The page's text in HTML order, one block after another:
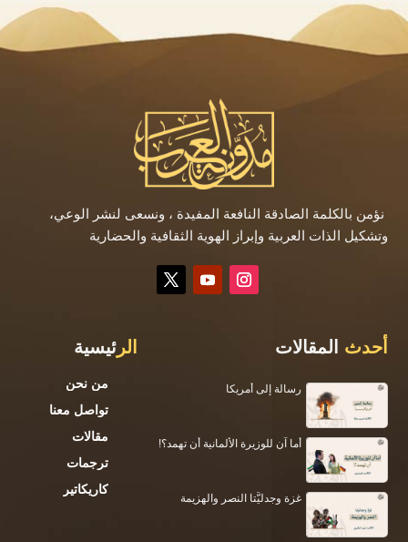
أحدث المقالات
رسالة إلى أمريكا
أما آن للوزيرة الألمانية أن تهمد؟!
غزة وجدليَّتا النصر والهزيمة
الر ئيسية
من نحن
تواصل معنا
مقالات
ترجمات
كاريكاتير
نؤمن بالكلمة الصادقة النافعة المفيدة ، ونسعى لنشر الوعي،
وتشكيل الذات العربية وإبراز الهوية الثقافية والحضارية